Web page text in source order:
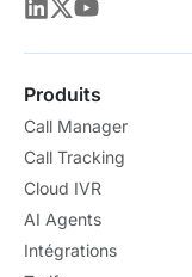
Produits
Call Manager
Call Tracking
Cloud IVR
AI Agents
Intégrations